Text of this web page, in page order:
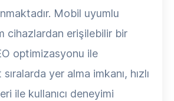
Mobil uyumlu
cihazlardan erişilebilir bir
optimizasyonu ile
yer alma imkanı, hızlı
ile kullanıcı deneyimi